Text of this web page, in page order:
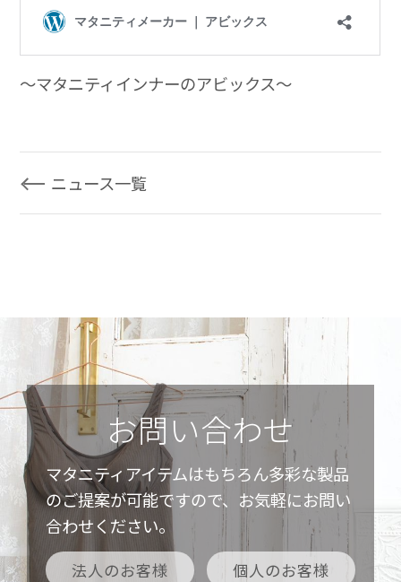
～マタニティインナーのアビックス～
ニュース一覧
お問い合わせ
マタニティアイテムはもちろん多彩な製品
のご提案が可能ですので、お気軽にお問い
合わせください。
法人のお客様 個人のお客様